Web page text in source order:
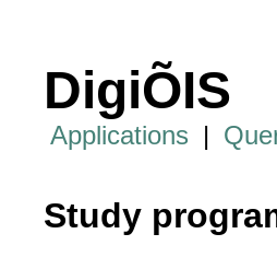
DigiÕIS
Applications |
Study